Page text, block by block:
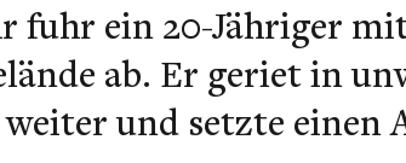
fuhr ein 20-Jähriger
ab. Er geriet in
und setzte einen